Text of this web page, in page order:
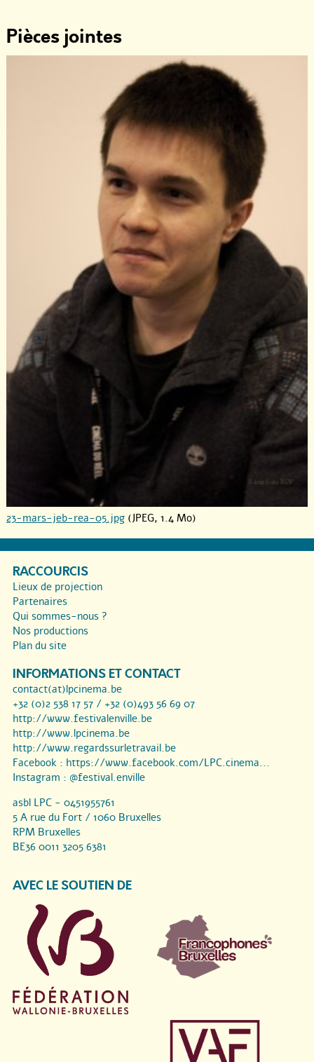
Pièces jointes
23-mars-jeb-rea-05.jpg (JPEG, 1.4 Mo)
RACCOURCIS
Lieux de projection
Partenaires
Qui sommes-nous ?
Nos productions
Plan du site
INFORMATIONS ET CONTACT
contact(at)lpcinema.be
+32 (0)2 538 17 57 / +32 (0)493 56 69 07
http://www.festivalenville.be
http://www.lpcinema.be
http://www.regardssurletravail.be
Facebook : https://www.facebook.com/LPC.cinema...
Instagram : @festival.enville
asbl LPC - 0451955761
5 A rue du Fort / 1060 Bruxelles
RPM Bruxelles
BE36 0011 3205 6381
AVEC LE SOUTIEN DE